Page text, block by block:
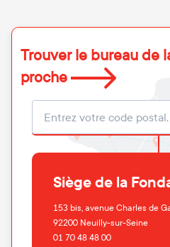
Trouver le bureau de
proche
Localisation
Siège de la
153 bis, avenue Charles de
92200 Neuilly-sur-Seine
01 70 48 48 00